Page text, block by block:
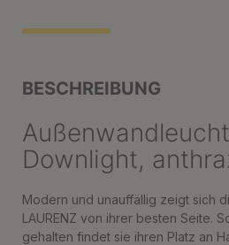
BESCHREIBUNG
Downlight,
Modern und unauffällig zeigt sich
LAURENZ von ihrer besten Seite.
gehalten findet sie ihren Platz an